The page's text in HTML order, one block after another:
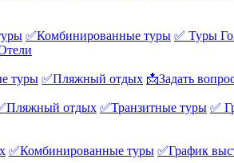
✅Комбинированные туры ✅ Туры
туры ✅Пляжный отдых 📩Задать
отдых ✅Транзитные туры ✅
✅Комбинированные туры ✅График